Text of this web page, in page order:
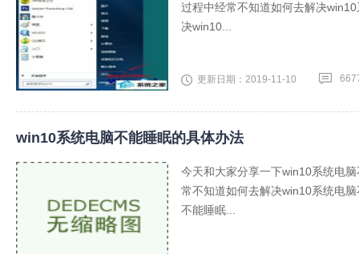
过程中经常不知道如何去解决
决win10...
更新日期：2019-11-10
win10系统电脑不能睡眠的具体办法
今天和大家分享一下win10系统电
常不知道如何去解决win10系统电
不能睡眠...